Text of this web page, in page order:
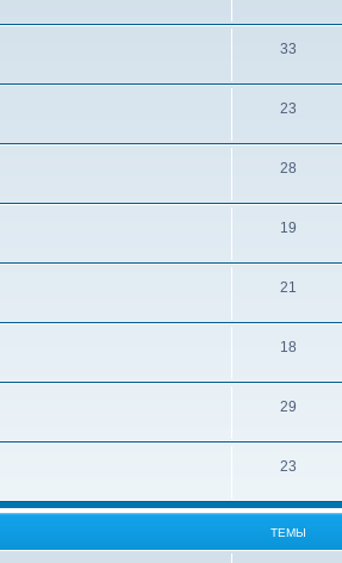
33
23
28
19
21
18
29
23
ТЕМЫ